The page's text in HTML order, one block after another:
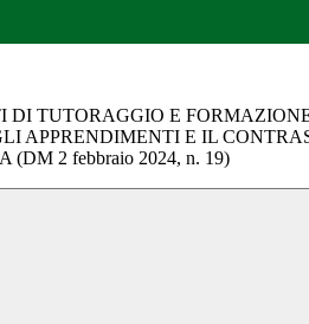
DI TUTORAGGIO E
APPRENDIMENTI E IL
(DM 2 febbraio 2024, n. 19)